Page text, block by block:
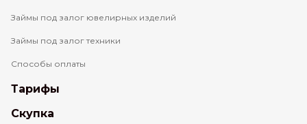
Займы под залог ювелирных изделий
Займы под залог техники
Способы оплаты
Тарифы
Скупка